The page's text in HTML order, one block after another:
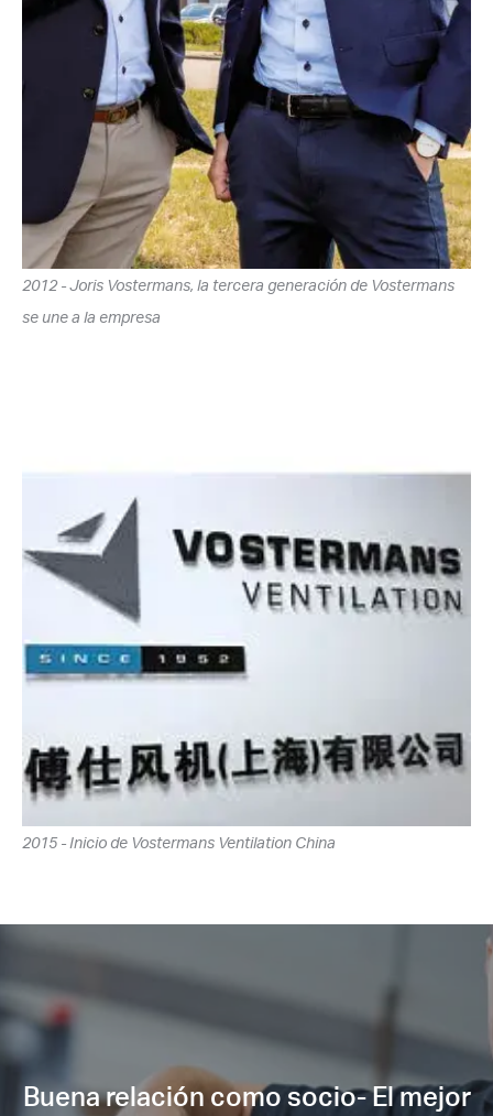
2012 - Joris Vostermans, la tercera generación de Vostermans
se une a la empresa
2015 - Inicio de Vostermans Ventilation China
Buena relación como socio- El mejor